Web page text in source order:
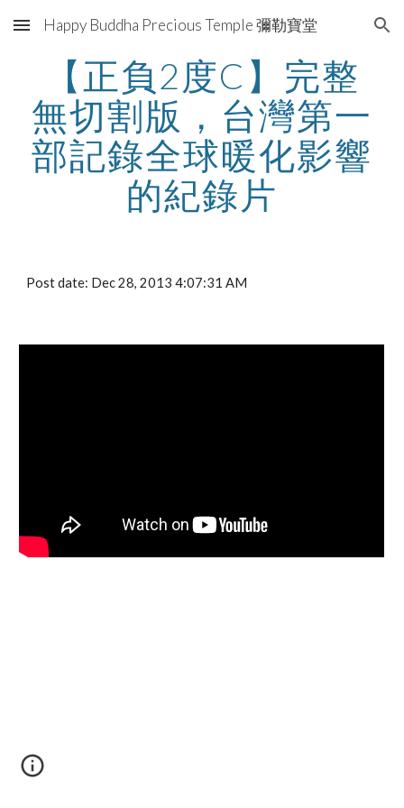
Skip to main content Skip to navigation
Happy Buddha Precious Temple 彌勒寶堂
【正負2度C】完整
無切割版，台灣第一
部記錄全球暖化影響
的紀錄片
Post date: Dec 28, 2013 4:07:31 AM